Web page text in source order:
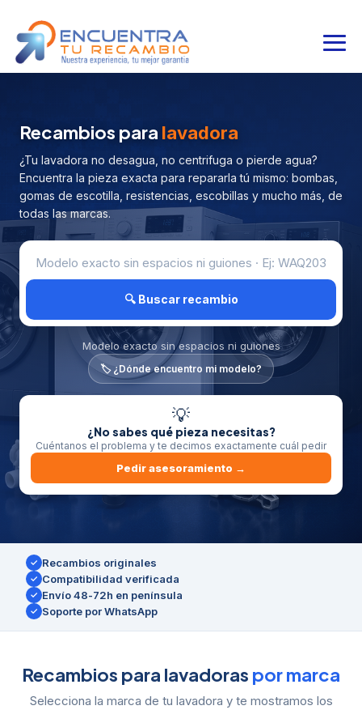
Recambios para lavadora
¿Tu lavadora no desagua, no centrifuga o pierde agua?
Encuentra la pieza exacta para repararla tú mismo: bombas,
gomas de escotilla, resistencias, escobillas y mucho más, de
todas las marcas.
🔍 Buscar recambio
Modelo exacto sin espacios ni guiones
🏷️ ¿Dónde encuentro mi modelo?
💡
¿No sabes qué pieza necesitas?
Cuéntanos el problema y te decimos exactamente cuál pedir
Pedir asesoramiento →
✓ Recambios originales
✓ Compatibilidad verificada
✓ Envío 48-72h en península
✓ Soporte por WhatsApp
Recambios para lavadoras por marca
Selecciona la marca de tu lavadora y te mostramos los